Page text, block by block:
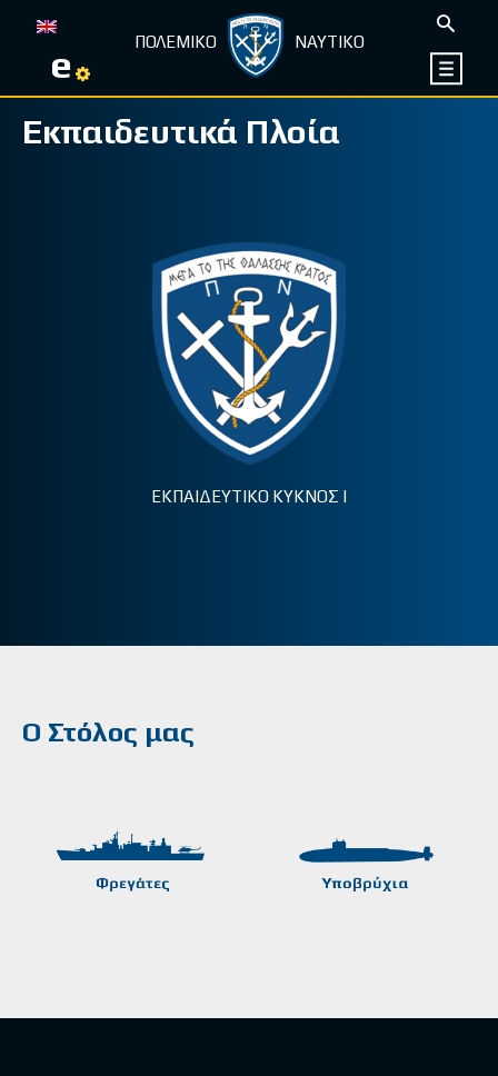
e ΠΟΛΕΜΙΚΟ ΝΑΥΤΙΚΟ
Εκπαιδευτικά Πλοία
ΕΚΠΑΙΔΕΥΤΙΚΟ ΚΥΚΝΟΣ Ι
Ο Στόλος μας